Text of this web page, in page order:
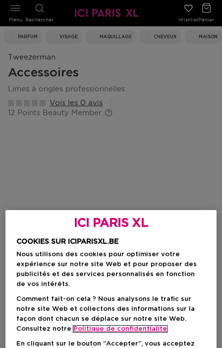
Rechercher WishlistPanier
PARFUM VISAGE MAQUILLAGE CHEVEUX MAISON
Menu
Tweezerman
Accessoires
limes à ongles professionnelles
Vois les 0 avis
12 Points Beauty Member
Choisissez votre format
ICI PARIS XL
COOKIES SUR ICIPARISXL.BE
Nous utilisons des cookies pour optimiser votre
expérience sur notre site Web et pour proposer des
publicités et des services personnalisés en fonction
de vos intérêts.
Comment fait-on cela ? Nous analysons le trafic sur
notre site Web et collectons des informations sur la
façon dont chacun se déplace sur notre site Web.
Consultez notre Politique de confidentialite
En cliquant sur le bouton “Accepter”, vous acceptez